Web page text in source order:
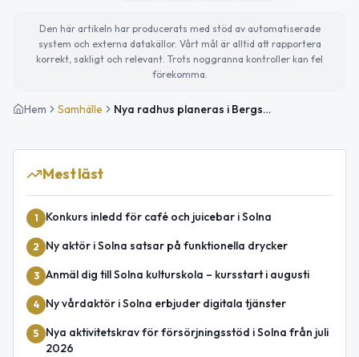
Den här artikeln har producerats med stöd av automatiserade
system och externa datakällor. Vårt mål är alltid att rapportera
korrekt, sakligt och relevant. Trots noggranna kontroller kan fel
förekomma.
Hem Samhälle Nya radhus planeras i Bergshamra – Solna stad
Mest läst
1 Konkurs inledd för café och juicebar i Solna
2 Ny aktör i Solna satsar på funktionella drycker
3 Anmäl dig till Solna kulturskola – kursstart i augusti
4 Ny vårdaktör i Solna erbjuder digitala tjänster
5
Nya aktivitetskrav för försörjningsstöd i Solna från juli
2026